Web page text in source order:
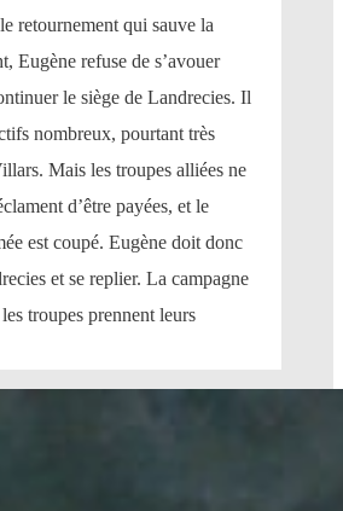
retournement qui sauve la
Eugène refuse de s’avouer
le siège de Landrecies. Il
nombreux, pourtant très
Mais les troupes alliées ne
d’être payées, et le
est coupé. Eugène doit donc
et se replier. La campagne
troupes prennent leurs